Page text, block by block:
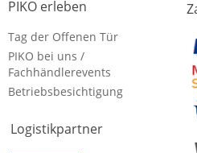
PIKO erleben
Tag der Offenen Tür
PIKO bei uns /
Fachhändlerevents
Betriebsbesichtigung
Logistikpartner